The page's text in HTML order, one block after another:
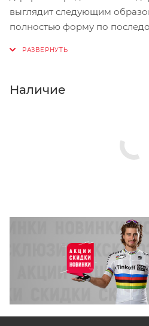
выглядит следующим
полностью форму по
Нажмите кнопку «Оформить
Наличие